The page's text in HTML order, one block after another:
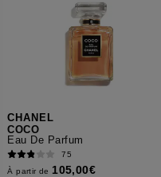
CHANEL
COCO
Eau De Parfum
75
À partir de 105,00€